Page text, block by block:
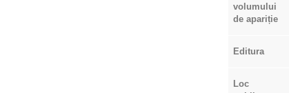
volumului
de apariție
Editura
Loc